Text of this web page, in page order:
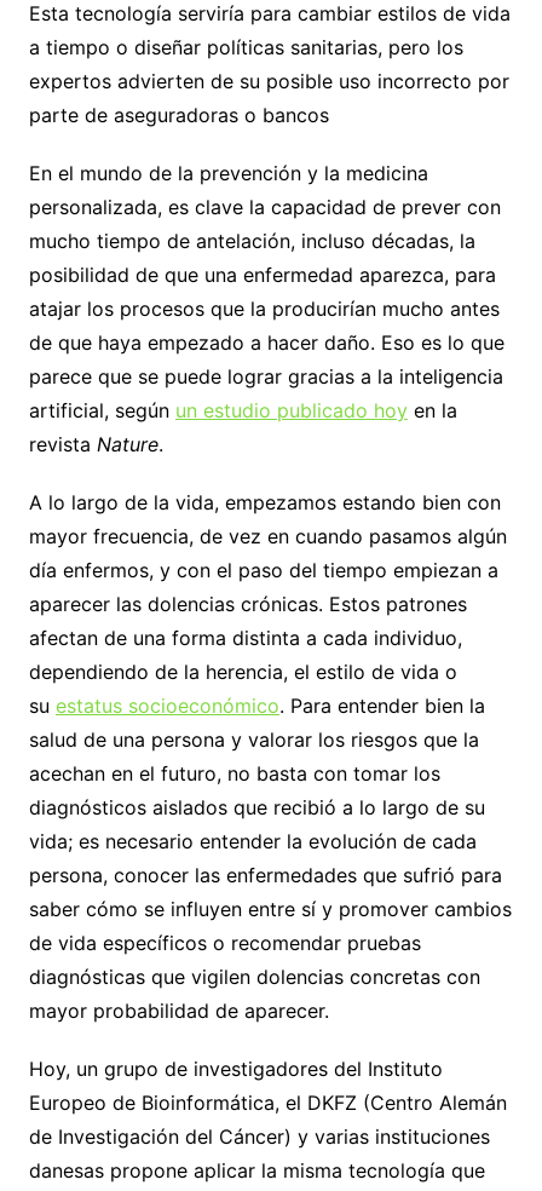
Esta tecnología serviría para cambiar estilos de vida
a tiempo o diseñar políticas sanitarias, pero los
expertos advierten de su posible uso incorrecto por
parte de aseguradoras o bancos
En el mundo de la prevención y la medicina
personalizada, es clave la capacidad de prever con
mucho tiempo de antelación, incluso décadas, la
posibilidad de que una enfermedad aparezca, para
atajar los procesos que la producirían mucho antes
de que haya empezado a hacer daño. Eso es lo que
parece que se puede lograr gracias a la inteligencia
artificial, según un estudio publicado hoyen la
revista Nature.
A lo largo de la vida, empezamos estando bien con
mayor frecuencia, de vez en cuando pasamos algún
día enfermos, y con el paso del tiempo empiezan a
aparecer las dolencias crónicas. Estos patrones
afectan de una forma distinta a cada individuo,
dependiendo de la herencia, el estilo de vida o
su estatus socioeconómico. Para entender bien la
salud de una persona y valorar los riesgos que la
acechan en el futuro, no basta con tomar los
diagnósticos aislados que recibió a lo largo de su
vida; es necesario entender la evolución de cada
persona, conocer las enfermedades que sufrió para
saber cómo se influyen entre sí y promover cambios
de vida específicos o recomendar pruebas
diagnósticas que vigilen dolencias concretas con
mayor probabilidad de aparecer.
Hoy, un grupo de investigadores del Instituto
Europeo de Bioinformática, el DKFZ (Centro Alemán
de Investigación del Cáncer) y varias instituciones
danesas propone aplicar la misma tecnología que